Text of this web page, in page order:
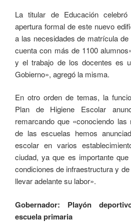
La titular de Educación
apertura formal de este nuevo
a las necesidades de matrícula
cuenta con más de 1100
y el trabajo de los docentes es
Gobierno», agregó la misma.
En otro orden de temas, la
Plan de Higiene Escolar
remarcando que «conociendo las
de las escuelas hemos
escolar en varios
ciudad, ya que es importante
condiciones de infraestructura y
llevar adelante su labor».
Gobernador: Playón
escuela primaria